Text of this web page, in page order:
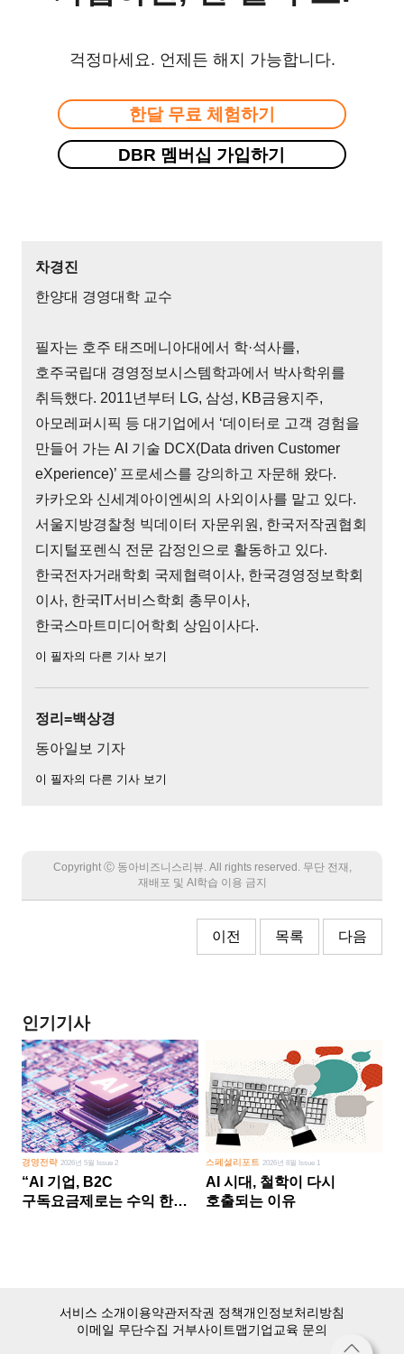
걱정마세요. 언제든 해지 가능합니다.
한달 무료 체험하기
DBR 멤버십 가입하기
차경진
한양대 경영대학 교수
필자는 호주 태즈메니아대에서 학·석사를,
호주국립대 경영정보시스템학과에서 박사학위를
취득했다. 2011년부터 LG, 삼성, KB금융지주,
아모레퍼시픽 등 대기업에서 ‘데이터로 고객 경험을
만들어 가는 AI 기술 DCX(Data driven Customer
eXperience)’ 프로세스를 강의하고 자문해 왔다.
카카오와 신세계아이엔씨의 사외이사를 맡고 있다.
서울지방경찰청 빅데이터 자문위원, 한국저작권협회
디지털포렌식 전문 감정인으로 활동하고 있다.
한국전자거래학회 국제협력이사, 한국경영정보학회
이사, 한국IT서비스학회 총무이사,
한국스마트미디어학회 상임이사다.
이 필자의 다른 기사 보기
정리=백상경
동아일보 기자
이 필자의 다른 기사 보기
Copyright Ⓒ 동아비즈니스리뷰. All rights reserved. 무단 전재,
재배포 및 AI학습 이용 금지
이전 목록 다음
인기기사
경영전략2026년 5월 Issue 2
“AI 기업, B2C
구독요금제로는 수익 한계
스페셜리포트 2026년 8월 Issue 1
AI 시대, 철학이 다시
호출되는 이유
서비스 소개이용약관저작권 정책개인정보처리방침
이메일 무단수집 거부사이트맵기업교육 문의